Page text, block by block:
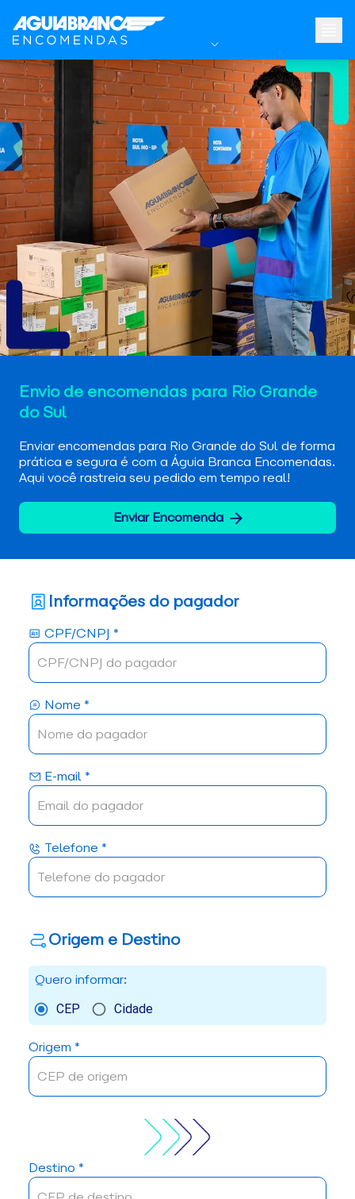
Envio de encomendas para Rio Grande
do Sul
Enviar encomendas para Rio Grande do Sul de forma
prática e segura é com a Águia Branca Encomendas.
Aqui você rastreia seu pedido em tempo real!
Enviar Encomenda
Informações do pagador
CPF/CNPJ *
Nome *
E-mail *
Telefone *
Origem e Destino
Quero informar:
CEP Cidade
Origem *
Destino *